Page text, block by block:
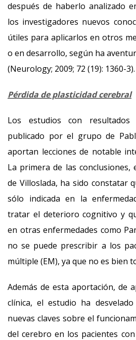
después de haberlo analizado
los investigadores nuevos
útiles para aplicarlos en otros
o en desarrollo, según ha
(Neurology; 2009; 72 (19): 1360-3).
Pérdida de plasticidad cerebral
Los estudios con
publicado por el grupo de
aportan lecciones de notable
La primera de las conclusiones,
de Villoslada, ha sido constatar
sólo indicada en la
tratar el deterioro cognitivo y
en otras enfermedades como
no se puede prescribir a los
múltiple (EM), ya que no es bien
Además de esta aportación, de
clínica, el estudio ha
nuevas claves sobre el
del cerebro en los pacientes